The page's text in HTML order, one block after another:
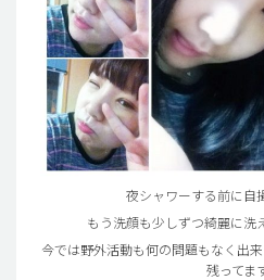
夜シャワーする前に自
もう洗顔も少しずつ綺麗に洗
今では野外活動も何の問題もなく出
残ってま